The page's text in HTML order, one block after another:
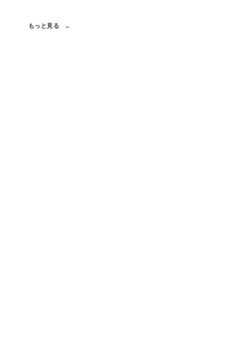
もっと見る